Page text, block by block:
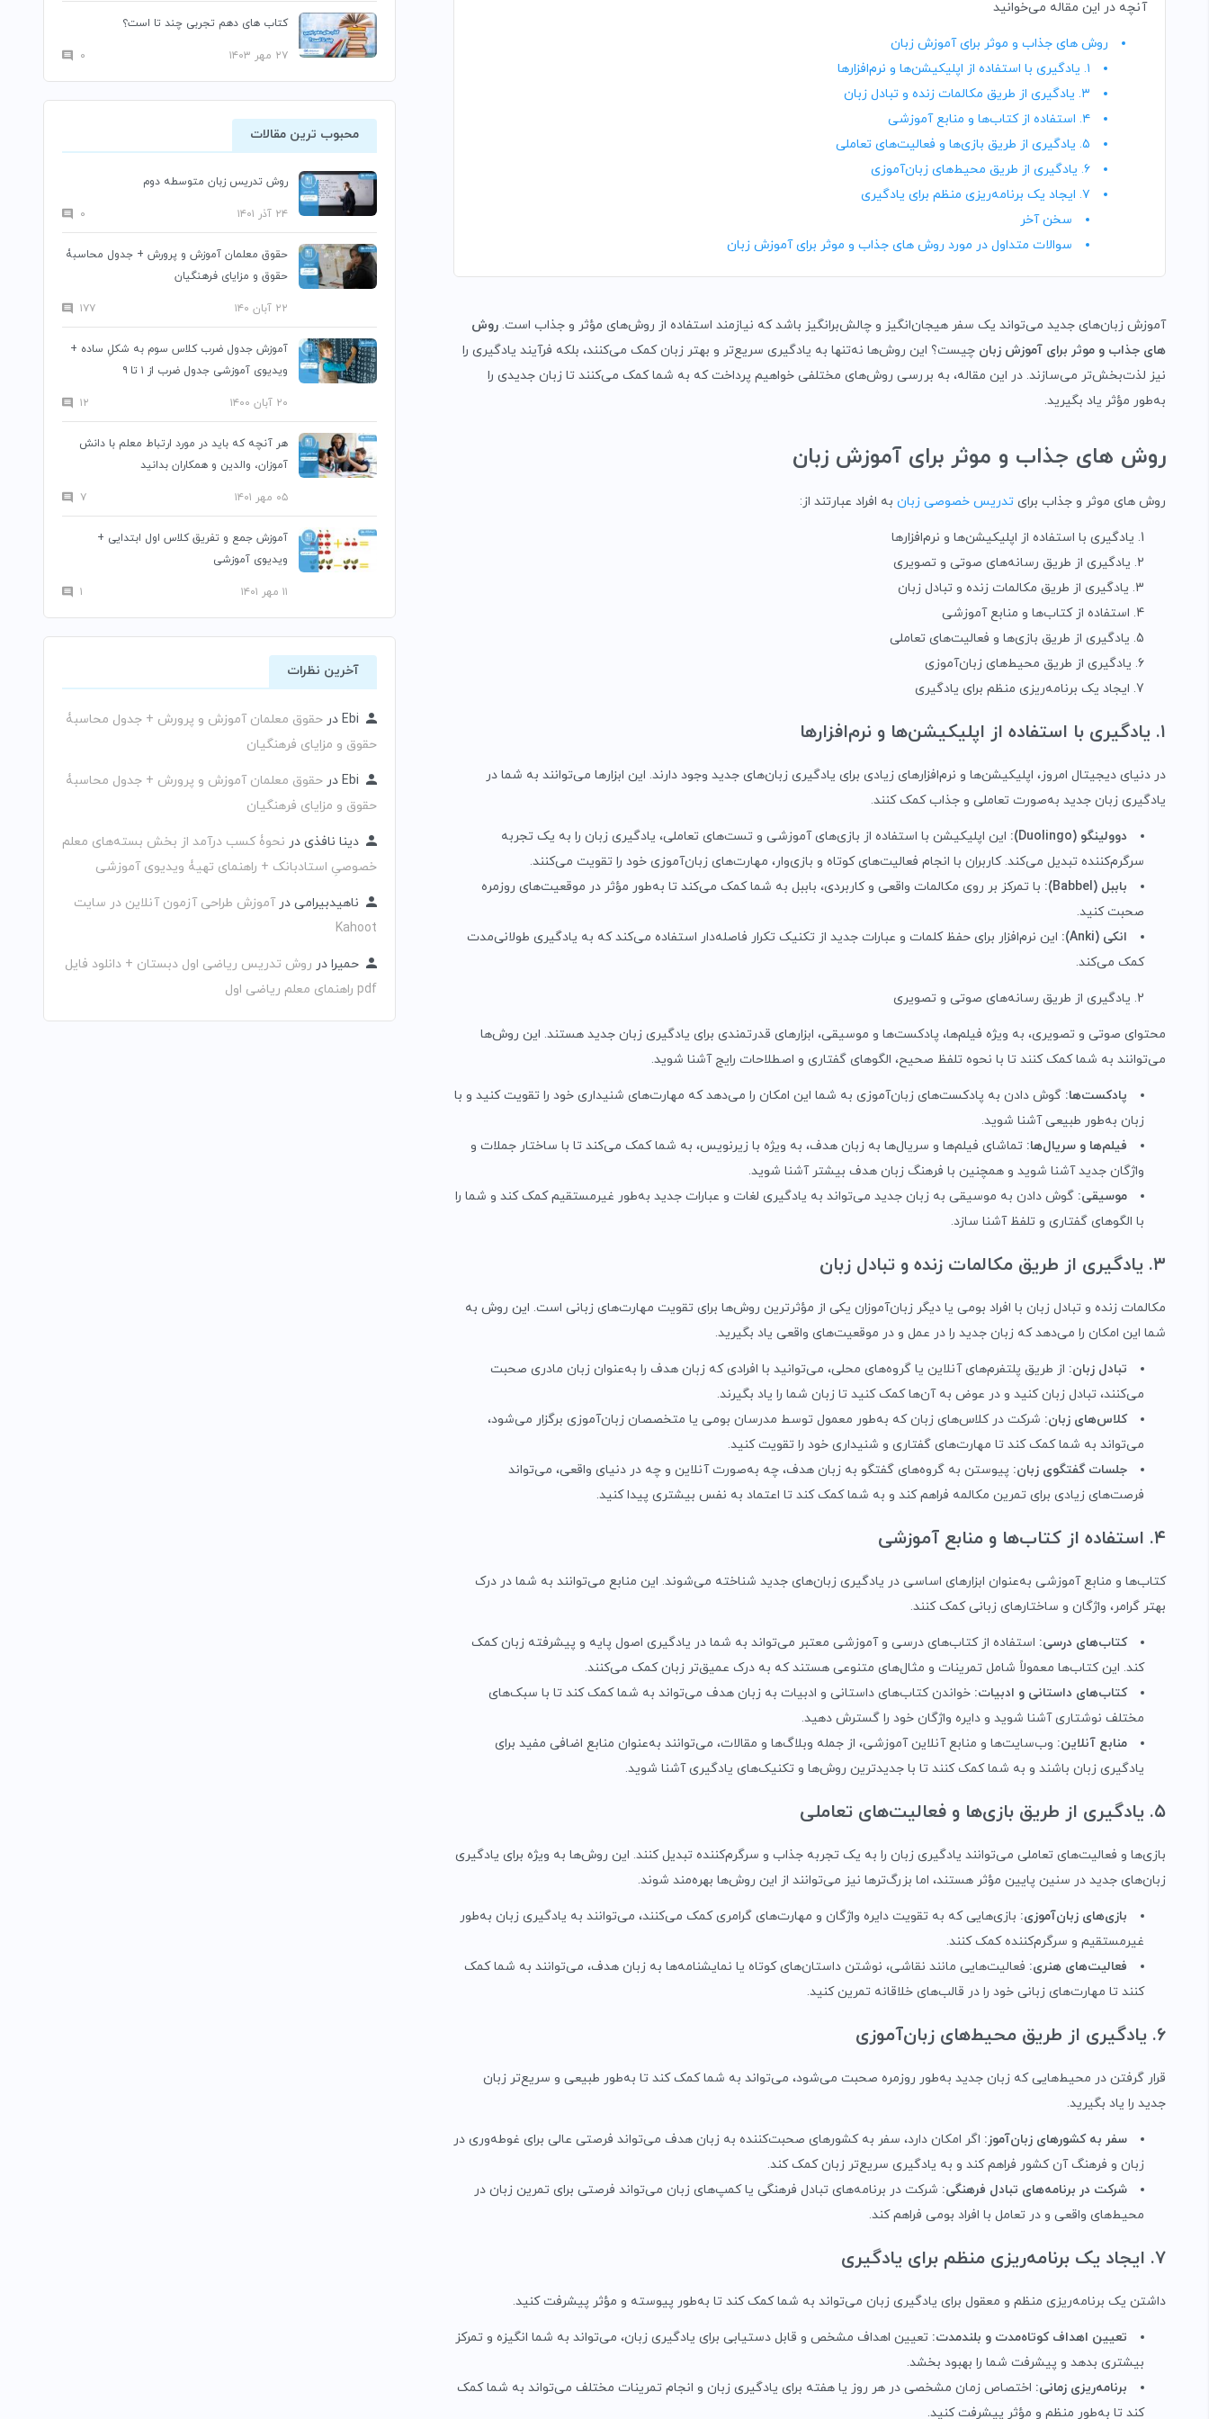
آنچه در این مقاله می‌خوانید
روش های جذاب و موثر برای آموزش زبان
۱. یادگیری با استفاده از اپلیکیشن‌ها و نرم‌افزارها
۳. یادگیری از طریق مکالمات زنده و تبادل زبان
۴. استفاده از کتاب‌ها و منابع آموزشی
۵. یادگیری از طریق بازی‌ها و فعالیت‌های تعاملی
۶. یادگیری از طریق محیط‌های زبان‌آموزی
۷. ایجاد یک برنامه‌ریزی منظم برای یادگیری
سخن آخر
سوالات متداول در مورد روش های جذاب و موثر برای آموزش زبان
آموزش زبان‌های جدید می‌تواند یک سفر هیجان‌انگیز و چالش‌برانگیز باشد که نیازمند استفاده از روش‌های مؤثر و جذاب است. روش
های جذاب و موثر برای آموزش زبان چیست؟ این روش‌ها نه‌تنها به یادگیری سریع‌تر و بهتر زبان کمک می‌کنند، بلکه فرآیند یادگیری را
نیز لذت‌بخش‌تر می‌سازند. در این مقاله، به بررسی روش‌های مختلفی خواهیم پرداخت که به شما کمک می‌کنند تا زبان جدیدی را
به‌طور مؤثر یاد بگیرید.
روش های جذاب و موثر برای آموزش زبان
روش های موثر و جذاب برای تدریس خصوصی زبان به افراد عبارتند از:
یادگیری با استفاده از اپلیکیشن‌ها و نرم‌افزارها
یادگیری از طریق رسانه‌های صوتی و تصویری
یادگیری از طریق مکالمات زنده و تبادل زبان
استفاده از کتاب‌ها و منابع آموزشی
یادگیری از طریق بازی‌ها و فعالیت‌های تعاملی
یادگیری از طریق محیط‌های زبان‌آموزی
ایجاد یک برنامه‌ریزی منظم برای یادگیری
۱. یادگیری با استفاده از اپلیکیشن‌ها و نرم‌افزارها
در دنیای دیجیتال امروز، اپلیکیشن‌ها و نرم‌افزارهای زیادی برای یادگیری زبان‌های جدید وجود دارند. این ابزارها می‌توانند به شما در
یادگیری زبان جدید به‌صورت تعاملی و جذاب کمک کنند.
دوولینگو (Duolingo):
این اپلیکیشن با استفاده از بازی‌های آموزشی و تست‌های تعاملی، یادگیری زبان را به یک تجربه
سرگرم‌کننده تبدیل می‌کند. کاربران با انجام فعالیت‌های کوتاه و بازی‌وار، مهارت‌های زبان‌آموزی خود را تقویت می‌کنند.
باببل (Babbel):
با تمرکز بر روی مکالمات واقعی و کاربردی، باببل به شما کمک می‌کند تا به‌طور مؤثر در موقعیت‌های روزمره
صحبت کنید.
انکی (Anki):
این نرم‌افزار برای حفظ کلمات و عبارات جدید از تکنیک تکرار فاصله‌دار استفاده می‌کند که به یادگیری طولانی‌مدت
کمک می‌کند.
یادگیری از طریق رسانه‌های صوتی و تصویری
محتوای صوتی و تصویری، به ویژه فیلم‌ها، پادکست‌ها و موسیقی، ابزارهای قدرتمندی برای یادگیری زبان جدید هستند. این روش‌ها
می‌توانند به شما کمک کنند تا با نحوه تلفظ صحیح، الگوهای گفتاری و اصطلاحات رایج آشنا شوید.
پادکست‌ها: گوش دادن به پادکست‌های زبان‌آموزی به شما این امکان را می‌دهد که مهارت‌های شنیداری خود را تقویت کنید و با
زبان به‌طور طبیعی آشنا شوید.
فیلم‌ها و سریال‌ها: تماشای فیلم‌ها و سریال‌ها به زبان هدف، به ویژه با زیرنویس، به شما کمک می‌کند تا با ساختار جملات و
واژگان جدید آشنا شوید و همچنین با فرهنگ زبان هدف بیشتر آشنا شوید.
موسیقی: گوش دادن به موسیقی به زبان جدید می‌تواند به یادگیری لغات و عبارات جدید به‌طور غیرمستقیم کمک کند و شما را
با الگوهای گفتاری و تلفظ آشنا سازد.
۳. یادگیری از طریق مکالمات زنده و تبادل زبان
مکالمات زنده و تبادل زبان با افراد بومی یا دیگر زبان‌آموزان یکی از مؤثرترین روش‌ها برای تقویت مهارت‌های زبانی است. این روش به
شما این امکان را می‌دهد که زبان جدید را در عمل و در موقعیت‌های واقعی یاد بگیرید.
تبادل زبان: از طریق پلتفرم‌های آنلاین یا گروه‌های محلی، می‌توانید با افرادی که زبان هدف را به‌عنوان زبان مادری صحبت
می‌کنند، تبادل زبان کنید و در عوض به آن‌ها کمک کنید تا زبان شما را یاد بگیرند.
کلاس‌های زبان: شرکت در کلاس‌های زبان که به‌طور معمول توسط مدرسان بومی یا متخصصان زبان‌آموزی برگزار می‌شود،
می‌تواند به شما کمک کند تا مهارت‌های گفتاری و شنیداری خود را تقویت کنید.
جلسات گفتگوی زبان: پیوستن به گروه‌های گفتگو به زبان هدف، چه به‌صورت آنلاین و چه در دنیای واقعی، می‌تواند
فرصت‌های زیادی برای تمرین مکالمه فراهم کند و به شما کمک کند تا اعتماد به نفس بیشتری پیدا کنید.
۴. استفاده از کتاب‌ها و منابع آموزشی
کتاب‌ها و منابع آموزشی به‌عنوان ابزارهای اساسی در یادگیری زبان‌های جدید شناخته می‌شوند. این منابع می‌توانند به شما در درک
بهتر گرامر، واژگان و ساختارهای زبانی کمک کنند.
کتاب‌های درسی: استفاده از کتاب‌های درسی و آموزشی معتبر می‌تواند به شما در یادگیری اصول پایه و پیشرفته زبان کمک
کند. این کتاب‌ها معمولاً شامل تمرینات و مثال‌های متنوعی هستند که به درک عمیق‌تر زبان کمک می‌کنند.
کتاب‌های داستانی و ادبیات: خواندن کتاب‌های داستانی و ادبیات به زبان هدف می‌تواند به شما کمک کند تا با سبک‌های
مختلف نوشتاری آشنا شوید و دایره واژگان خود را گسترش دهید.
منابع آنلاین: وب‌سایت‌ها و منابع آنلاین آموزشی، از جمله وبلاگ‌ها و مقالات، می‌توانند به‌عنوان منابع اضافی مفید برای
یادگیری زبان باشند و به شما کمک کنند تا با جدیدترین روش‌ها و تکنیک‌های یادگیری آشنا شوید.
۵. یادگیری از طریق بازی‌ها و فعالیت‌های تعاملی
بازی‌ها و فعالیت‌های تعاملی می‌توانند یادگیری زبان را به یک تجربه جذاب و سرگرم‌کننده تبدیل کنند. این روش‌ها به ویژه برای یادگیری
زبان‌های جدید در سنین پایین مؤثر هستند، اما بزرگ‌ترها نیز می‌توانند از این روش‌ها بهره‌مند شوند.
بازی‌های زبان‌آموزی: بازی‌هایی که به تقویت دایره واژگان و مهارت‌های گرامری کمک می‌کنند، می‌توانند به یادگیری زبان به‌طور
غیرمستقیم و سرگرم‌کننده کمک کنند.
فعالیت‌های هنری: فعالیت‌هایی مانند نقاشی، نوشتن داستان‌های کوتاه یا نمایشنامه‌ها به زبان هدف، می‌توانند به شما کمک
کنند تا مهارت‌های زبانی خود را در قالب‌های خلاقانه تمرین کنید.
۶. یادگیری از طریق محیط‌های زبان‌آموزی
قرار گرفتن در محیط‌هایی که زبان جدید به‌طور روزمره صحبت می‌شود، می‌تواند به شما کمک کند تا به‌طور طبیعی و سریع‌تر زبان
جدید را یاد بگیرید.
سفر به کشورهای زبان‌آموز: اگر امکان دارد، سفر به کشورهای صحبت‌کننده به زبان هدف می‌تواند فرصتی عالی برای غوطه‌وری در
زبان و فرهنگ آن کشور فراهم کند و به یادگیری سریع‌تر زبان کمک کند.
شرکت در برنامه‌های تبادل فرهنگی: شرکت در برنامه‌های تبادل فرهنگی یا کمپ‌های زبان می‌تواند فرصتی برای تمرین زبان در
محیط‌های واقعی و در تعامل با افراد بومی فراهم کند.
۷. ایجاد یک برنامه‌ریزی منظم برای یادگیری
داشتن یک برنامه‌ریزی منظم و معقول برای یادگیری زبان می‌تواند به شما کمک کند تا به‌طور پیوسته و مؤثر پیشرفت کنید.
تعیین اهداف کوتاه‌مدت و بلندمدت: تعیین اهداف مشخص و قابل دستیابی برای یادگیری زبان، می‌تواند به شما انگیزه و تمرکز
بیشتری بدهد و پیشرفت شما را بهبود بخشد.
برنامه‌ریزی زمانی: اختصاص زمان مشخصی در هر روز یا هفته برای یادگیری زبان و انجام تمرینات مختلف می‌تواند به شما کمک
کند تا به‌طور منظم و مؤثر پیشرفت کنید.
کتاب های دهم تجربی چند تا است؟
۲۷ مهر ۱۴۰۳ ۰
محبوب ترین مقالات
روش تدریس زبان متوسطه دوم
۲۴ آذر ۱۴۰۱ ۰
حقوق معلمان آموزش و پرورش + جدول محاسبۀ
حقوق و مزایای فرهنگیان
۲۲ آبان ۱۴۰ ۱۷۷
آموزش جدول ضرب کلاس سوم به شکلِ ساده +
ویدیوی آموزشی جدول ضرب از ۱ تا ۹
۲۰ آبان ۱۴۰۰ ۱۲
هر آنچه که باید در مورد ارتباط معلم با دانش
آموزان، والدین و همکاران بدانید
۰۵ مهر ۱۴۰۱ ۷
آموزش جمع و تفریق کلاس اول ابتدایی +
ویدیوی آموزشی
۱۱ مهر ۱۴۰۱ ۱
آخرین نظرات
Ebi در حقوق معلمان آموزش و پرورش + جدول محاسبۀ
حقوق و مزایای فرهنگیان
Ebi در حقوق معلمان آموزش و پرورش + جدول محاسبۀ
حقوق و مزایای فرهنگیان
دینا نافذی در نحوۀ کسب درآمد از بخش بسته‌های معلم
خصوصیِ استادبانک + راهنمای تهیۀ ویدیوی آموزشی
ناهیدبیرامی درآموزش طراحی آزمون آنلاین در سایت
Kahoot
حمیرا در روش تدریس ریاضی اول دبستان + دانلود فایل
pdf راهنمای معلم ریاضی اول